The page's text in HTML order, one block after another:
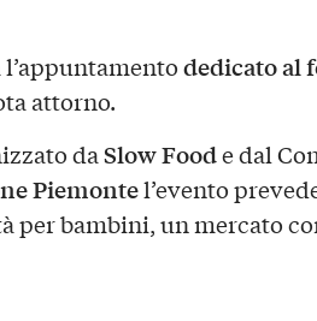
dedicato al
attorno.
daSlow Foode dal
Piemontel’evento
per bambini, un mercato